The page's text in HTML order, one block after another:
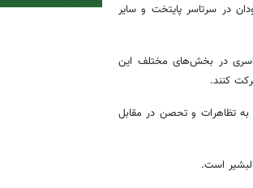
در سرتاسر پایتخت و سایر
در بخش‌های مختلف این
کنند.
تظاهرات و تحصن در مقابل
است.